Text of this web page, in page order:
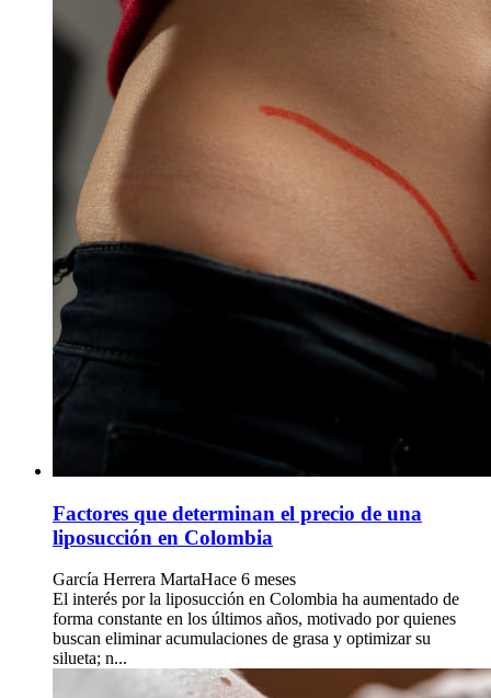
Factores que determinan el precio de una
liposucción en Colombia
García Herrera MartaHace 6 meses
El interés por la liposucción en Colombia ha aumentado de
forma constante en los últimos años, motivado por quienes
buscan eliminar acumulaciones de grasa y optimizar su
silueta; n...